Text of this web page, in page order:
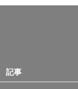
記事